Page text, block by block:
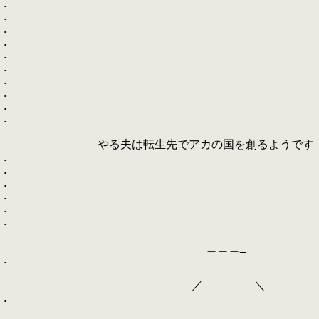
.
.
.
.
.
.
.
.
.
.
やる夫は転生先でアカの国を創るようです
.
.
.
.
.
.
.
／ ＼
.